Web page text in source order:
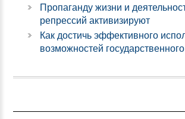
Пропаганду жизни и
репрессий активизируют
Как достичь эффективного
возможностей